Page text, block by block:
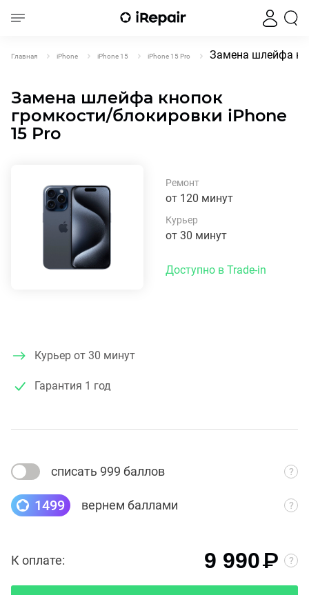
Главная iPhone iPhone 15 iPhone 15 Pro Замена шлейфа
Замена шлейфа кнопок
громкости/блокировки iPhone
15 Pro
Ремонт
от 120 минут
Курьер
от 30 минут
Доступно в Trade-in
Курьер от 30 минут
Гарантия 1 год
списать 999 баллов
1499 вернем баллами
К оплате: 9 990₽